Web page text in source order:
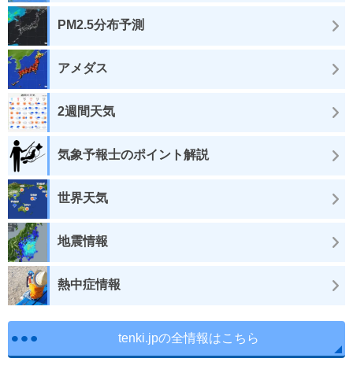
PM2.5分布予測
アメダス
2週間天気
気象予報士のポイント解説
世界天気
地震情報
熱中症情報
tenki.jpの全情報はこちら